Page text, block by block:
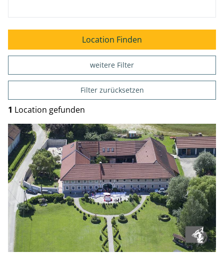
weitere Filter
Filter zurücksetzen
1 Location gefunden